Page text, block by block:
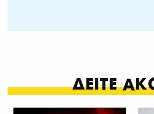
ΔΕΙΤΕ